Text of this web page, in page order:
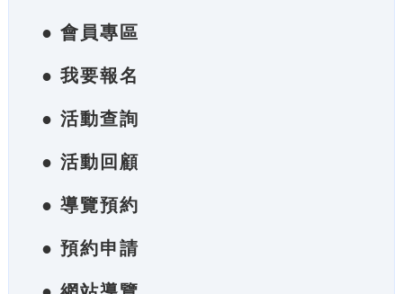
● 會員專區
● 我要報名
● 活動查詢
● 活動回顧
● 導覽預約
● 預約申請